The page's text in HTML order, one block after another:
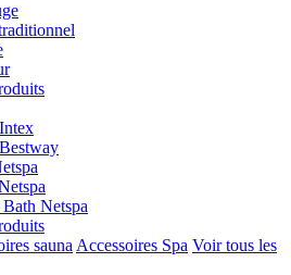
Netspa
sauna Accessoires Spa Voir tous les